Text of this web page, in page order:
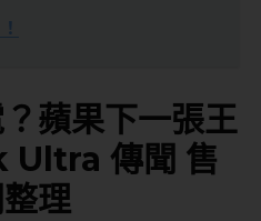
蘋果下一張王
Ultra 傳聞 售
理